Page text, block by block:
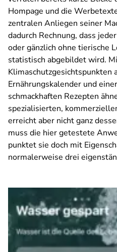
Hompage und die
zentralen Anliegen seiner
dadurch Rechnung, dass
oder gänzlich ohne tierische
statistisch abgebildet wird.
Klimaschutzgesichtspunkten
Ernährungskalender und
schmackhaften Rezepten
spezialisierten,
erreicht aber nicht ganz
muss die hier getestete
punktet sie doch mit
normalerweise drei